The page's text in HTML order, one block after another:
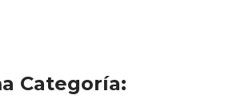
Categoría: